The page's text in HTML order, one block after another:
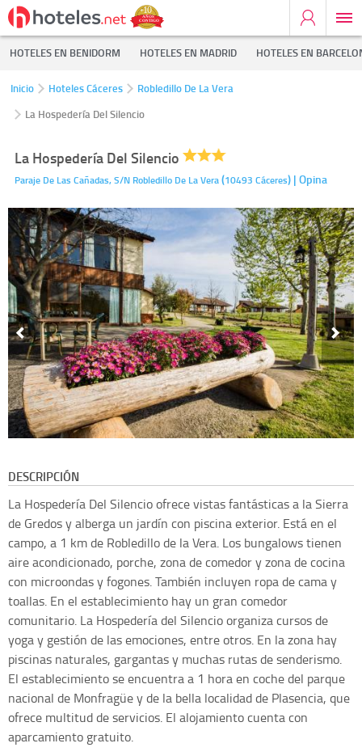
HOTELES EN BENIDORM HOTELES EN MADRID HOTELES EN
Inicio Hoteles Cáceres
Robledillo De La Vera
La Hospedería Del Silencio
La Hospedería Del Silencio
Paraje De Las Cañadas, S/N Robledillo De La Vera(10493 Cáceres) | Opina
DESCRIPCIÓN
La Hospedería Del Silencio ofrece vistas fantásticas a la Sierra
de Gredos y alberga un jardín con piscina exterior. Está en el
campo, a 1 km de Robledillo de la Vera. Los bungalows tienen
aire acondicionado, porche, zona de comedor y zona de cocina
con microondas y fogones. También incluyen ropa de cama y
toallas. En el establecimiento hay un gran comedor
comunitario. La Hospedería del Silencio organiza cursos de
yoga y gestión de las emociones, entre otros. En la zona hay
piscinas naturales, gargantas y muchas rutas de senderismo.
El establecimiento se encuentra a 1 hora en coche del parque
nacional de Monfragüe y de la bella localidad de Plasencia, que
ofrece multitud de servicios. El alojamiento cuenta con
aparcamiento gratuito.